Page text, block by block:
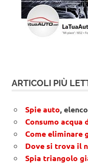
ARTICOLI PIÙ
Spie auto,
Consumo
Come eliminare
Dove si trova il
Spia triangolo